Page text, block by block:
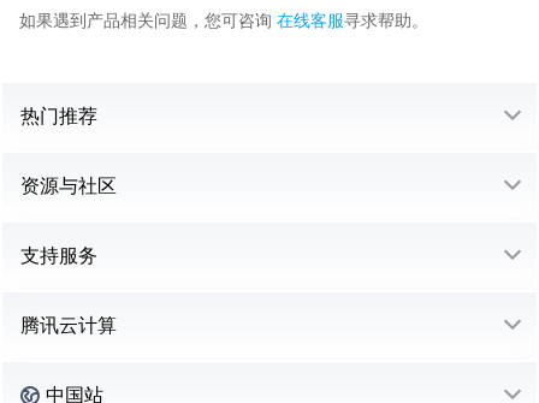
如果遇到产品相关问题，您可咨询 在线客服寻求帮助。
热门推荐
资源与社区
支持服务
腾讯云计算
中国站